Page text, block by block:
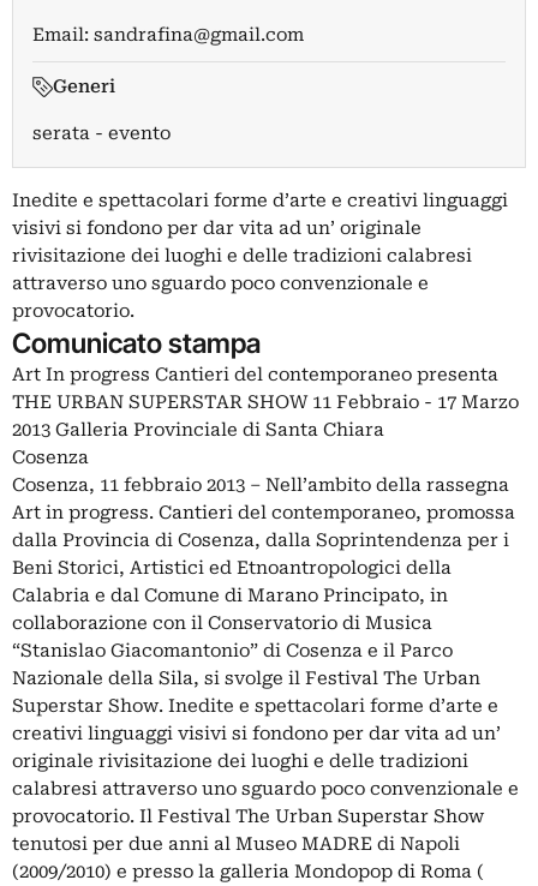
Email: sandrafina@gmail.com
Generi
serata - evento
Inedite e spettacolari forme d’arte e creativi linguaggi
visivi si fondono per dar vita ad un’ originale
rivisitazione dei luoghi e delle tradizioni calabresi
attraverso uno sguardo poco convenzionale e
provocatorio.
Comunicato stampa
Art In progress Cantieri del contemporaneo presenta
THE URBAN SUPERSTAR SHOW 11 Febbraio - 17 Marzo
2013 Galleria Provinciale di Santa Chiara
Cosenza
Cosenza, 11 febbraio 2013 – Nell’ambito della rassegna
Art in progress. Cantieri del contemporaneo, promossa
dalla Provincia di Cosenza, dalla Soprintendenza per i
Beni Storici, Artistici ed Etnoantropologici della
Calabria e dal Comune di Marano Principato, in
collaborazione con il Conservatorio di Musica
“Stanislao Giacomantonio” di Cosenza e il Parco
Nazionale della Sila, si svolge il Festival The Urban
Superstar Show. Inedite e spettacolari forme d’arte e
creativi linguaggi visivi si fondono per dar vita ad un’
originale rivisitazione dei luoghi e delle tradizioni
calabresi attraverso uno sguardo poco convenzionale e
provocatorio. Il Festival The Urban Superstar Show
tenutosi per due anni al Museo MADRE di Napoli
(2009/2010) e presso la galleria Mondopop di Roma (